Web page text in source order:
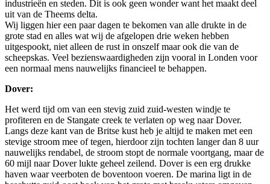
industrieën en steden. Dit is ook geen wonder want het maakt deel
uit van de Theems delta.
Wij liggen hier een paar dagen te bekomen van alle drukte in de
grote stad en alles wat wij de afgelopen drie weken hebben
uitgespookt, niet alleen de rust in onszelf maar ook die van de
scheepskas. Veel bezienswaardigheden zijn vooral in Londen voor
een normaal mens nauwelijks financieel te behappen.
Dover:
Het werd tijd om van een stevig zuid zuid-westen windje te
profiteren en de Stangate creek te verlaten op weg naar Dover.
Langs deze kant van de Britse kust heb je altijd te maken met een
stevige stroom mee of tegen, hierdoor zijn tochten langer dan 8 uur
nauwelijks rendabel, de stroom stopt de normale voortgang, maar de
60 mijl naar Dover lukte geheel zeilend. Dover is een erg drukke
haven waar veerboten de boventoon voeren. De marina ligt in de